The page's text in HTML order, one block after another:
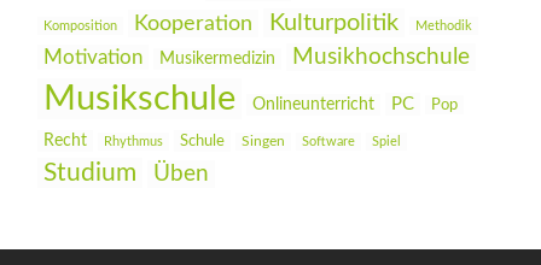
Komposition Kooperation Kulturpolitik Methodik
Motivation Musikermedizin Musikhochschule
Musikschule Onlineunterricht PC Pop
Recht Rhythmus Schule Singen Software Spiel
Studium Üben